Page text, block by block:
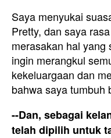
Saya menyukai
Pretty, dan saya
merasakan hal yang
ingin merangkul
kekeluargaan dan
bahwa saya tumbuh
--Dan, sebagai
telah dipilih untuk